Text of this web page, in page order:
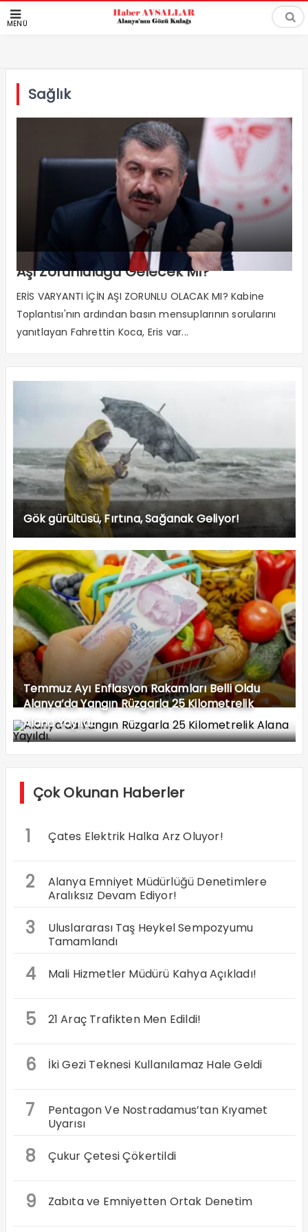
MENÜ
Sağlık
Aşı Zorunluluğu Gelecek Mi?
ERİS VARYANTI İÇİN AŞI ZORUNLU OLACAK MI? Kabine
Toplantısı'nın ardından basın mensuplarının sorularını
yanıtlayan Fahrettin Koca, Eris var...
Gök gürültüsü, Fırtına, Sağanak Geliyor!
Temmuz Ayı Enflasyon Rakamları Belli Oldu
Alanya’da Yangın Rüzgarla 25 Kilometrelik
Alana Yayıldı.
Çok Okunan Haberler
1 Çates Elektrik Halka Arz Oluyor!
2
Alanya Emniyet Müdürlüğü Denetimlere
Aralıksız Devam Ediyor!
3
Uluslararası Taş Heykel Sempozyumu
Tamamlandı
4 Mali Hizmetler Müdürü Kahya Açıkladı!
5 21 Araç Trafikten Men Edildi!
6 İki Gezi Teknesi Kullanılamaz Hale Geldi
7
Pentagon Ve Nostradamus’tan Kıyamet
Uyarısı
8 Çukur Çetesi Çökertildi
9 Zabıta ve Emniyetten Ortak Denetim